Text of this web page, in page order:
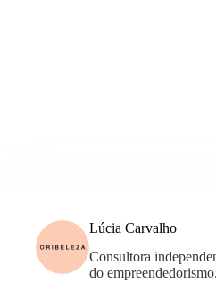
Lúcia Carvalho
Consultora
do empreendedorismo.